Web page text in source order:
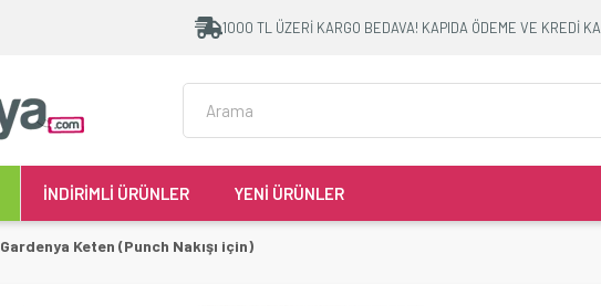
1000 TL ÜZERİ KARGO BEDAVA! KAPIDA ÖDEME VE KREDİ
İNDİRİMLİ ÜRÜNLER YENİ ÜRÜNLER
Gardenya Keten (Punch Nakışı için)